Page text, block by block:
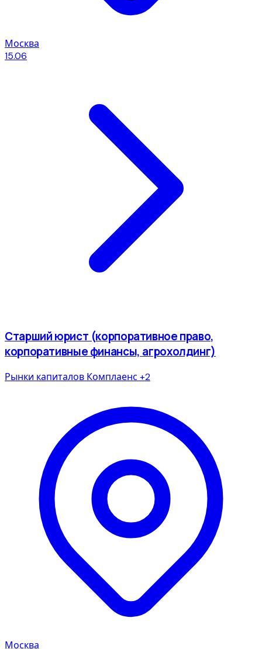
Москва
15.06
Старший юрист (корпоративное право,
корпоративные финансы, агрохолдинг)
Рынки капиталов Комплаенс +2
Москва